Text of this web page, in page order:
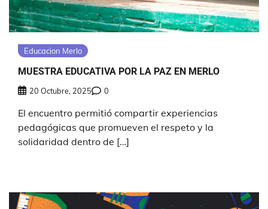
Educacion Merlo
MUESTRA EDUCATIVA POR LA PAZ EN MERLO
20 Octubre, 2025 0
El encuentro permitió compartir experiencias
pedagógicas que promueven el respeto y la
solidaridad dentro de […]